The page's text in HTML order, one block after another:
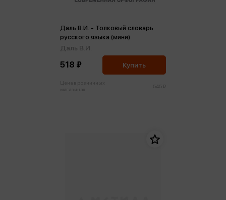
Даль В.И. - Толковый словарь
русского языка (мини)
Даль В.И.
518 ₽ Купить